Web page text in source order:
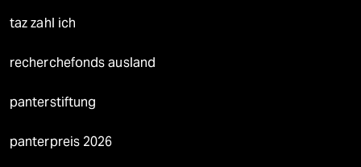
taz zahl ich
recherchefonds ausland
panterstiftung
panterpreis 2026